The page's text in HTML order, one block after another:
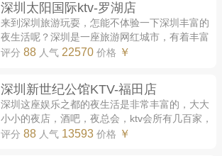
深圳太阳国际ktv-罗湖店
来到深圳旅游玩耍，怎能不体验一下深圳丰富的
夜生活呢？深圳是一座旅游网红城市，有着丰富
的夜生活。来到深圳感受过这别样的生活，必让
评分 88 人气 22570 价格 ￥
深圳新世纪公馆KTV-福田店
深圳这座娱乐之都的夜生活是非常丰富的，大大
小小的夜店，酒吧，夜总会，ktv会所有几百家，
其中商务ktv会所夜总会就有上百家，分布在各个
评分 88 人气 13593 价格 ￥